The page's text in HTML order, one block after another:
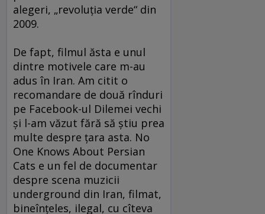
alegeri, „revoluţia verde“ din
2009.
De fapt, filmul ăsta e unul
dintre motivele care m-au
adus în Iran. Am citit o
recomandare de două rînduri
pe Facebook-ul Dilemei vechi
şi l-am văzut fără să ştiu prea
multe despre ţara asta. No
One Knows About Persian
Cats e un fel de documentar
despre scena muzicii
underground din Iran, filmat,
bineînţeles, ilegal, cu cîteva